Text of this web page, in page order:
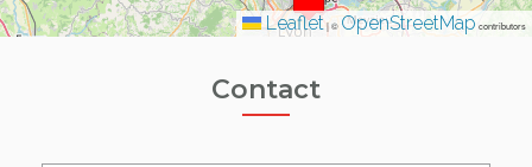
Leaflet|© OpenStreetMap contributors
Contact